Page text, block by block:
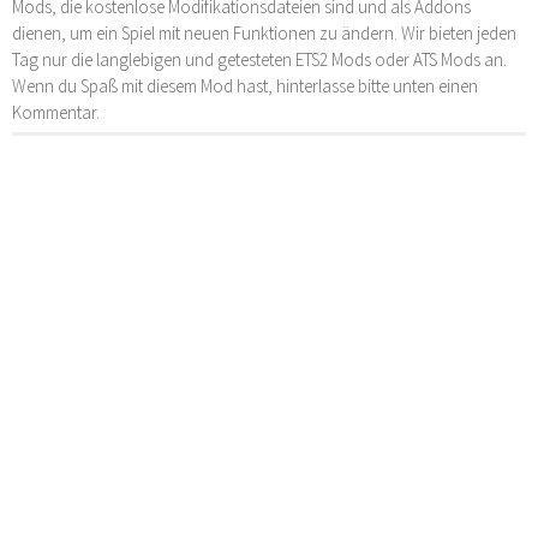
Mods, die kostenlose Modifikationsdateien sind und als Addons
dienen, um ein Spiel mit neuen Funktionen zu ändern. Wir bieten jeden
Tag nur die langlebigen und getesteten ETS2 Mods oder ATS Mods an.
Wenn du Spaß mit diesem Mod hast, hinterlasse bitte unten einen
Kommentar.